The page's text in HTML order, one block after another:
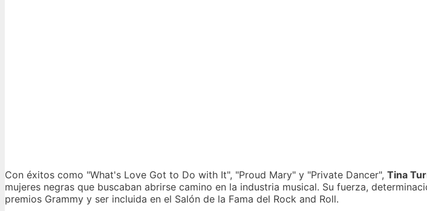
Con éxitos como "What's Love Got to Do with It", "Proud Mary" y "Private Dancer", Tina
mujeres negras que buscaban abrirse camino en la industria musical. Su fuerza,
premios Grammy y ser incluida en el Salón de la Fama del Rock and Roll.